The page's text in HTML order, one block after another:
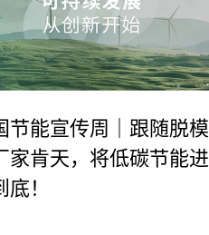
节能宣传周｜跟随脱模
家肯天，将低碳节能进
底！